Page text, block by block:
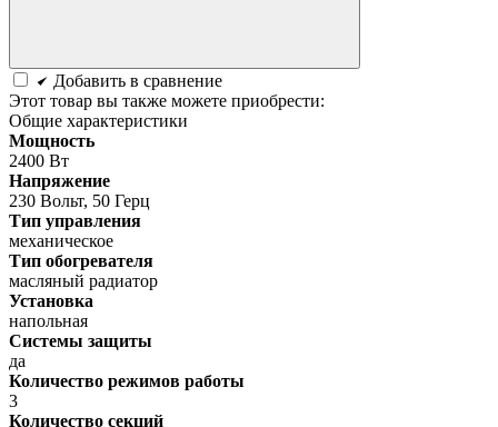
Добавить в сравнение
Этот товар вы также можете приобрести:
Общие характеристики
Мощность
2400 Вт
Напряжение
230 Вольт, 50 Герц
Тип управления
механическое
Тип обогревателя
масляный радиатор
Установка
напольная
Системы защиты
да
Количество режимов работы
3
Количество секций